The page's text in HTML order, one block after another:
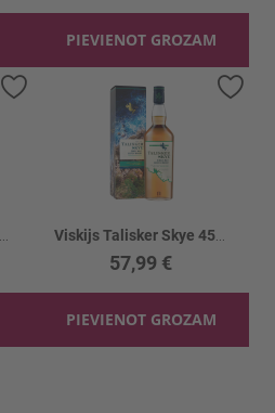
PIEVIENOT GROZAM
Pievienot vēlmju sarakstam
57,99 €
PIEVIENOT GROZAM